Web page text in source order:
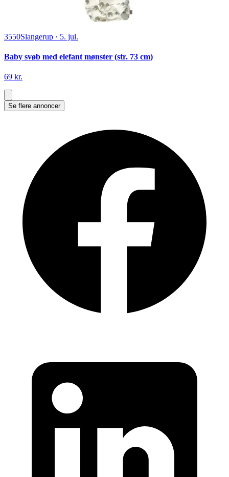
3550Slangerup · 5. jul.
Baby svøb med elefant mønster (str. 73 cm)
69 kr.
Se flere annoncer